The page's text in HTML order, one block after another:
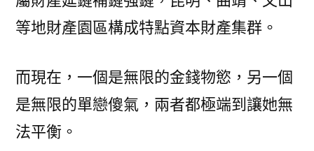
等地財產園區構成特點資本財產集群。
而現在，一個是無限的金錢物慾，另一個
是無限的單戀傻氣，兩者都極端到讓她無
法平衡。